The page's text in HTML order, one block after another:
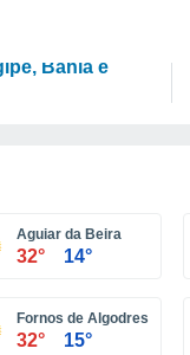
Bahia e
Aguiar da Beira
32° 14°
Fornos de Algodres
32° 15°